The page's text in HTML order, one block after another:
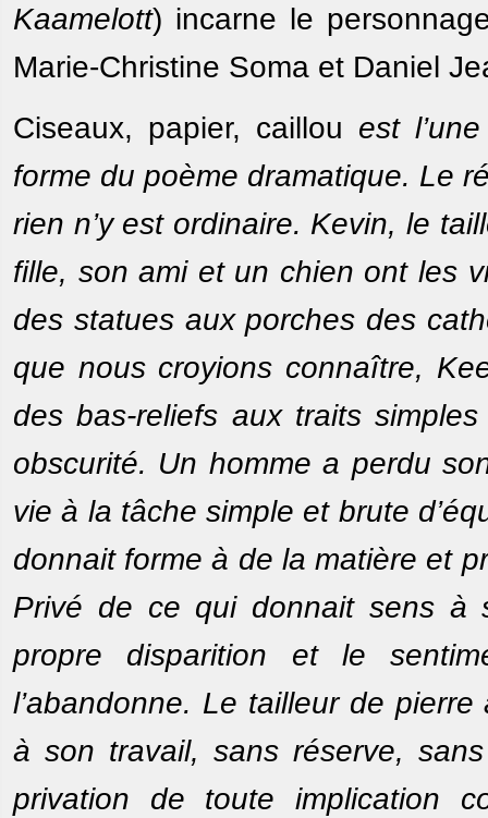
Kaamelott) incarne le
Marie-Christine Soma et Daniel
Ciseaux, papier, caillou est
forme du poème dramatique. Le
rien n’y est ordinaire. Kevin, le
fille, son ami et un chien ont les
des statues aux porches des
que nous croyions connaître,
des bas-reliefs aux traits
obscurité. Un homme a perdu
vie à la tâche simple et brute
donnait forme à de la matière et
Privé de ce qui donnait sens à
propre disparition et le
l’abandonne. Le tailleur de
à son travail, sans réserve,
privation de toute implication